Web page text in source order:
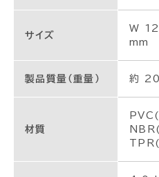
サイズ
W
mm
製品質量（重量） 約
材質
PVC(
NBR(
TPR(